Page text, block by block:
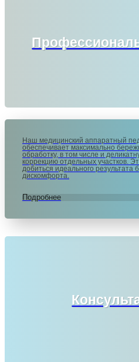
Наш медицинский аппаратный
обеспечивает максимально
обработку, в том числе и
коррекцию отдельных участков.
добиться идеального результата
дискомфорта.
Подробнее